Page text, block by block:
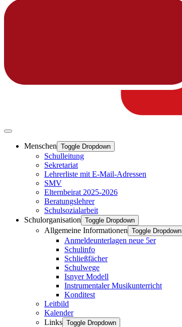
Menschen Toggle Dropdown
Schulleitung
Sekretariat
Lehrerliste mit E-Mail-Adressen
SMV
Elternbeirat 2025-2026
Beratungslehrer
Schulsozialarbeit
Schulorganisation Toggle Dropdown
Allgemeine Informationen Toggle Dropdown
Anmeldeunterlagen neue 5er
Schulinfo
Schließfächer
Schulwege
Isnyer Modell
Instrumentaler Musikunterricht
Konditest
Leitbild
Kalender
Links Toggle Dropdown